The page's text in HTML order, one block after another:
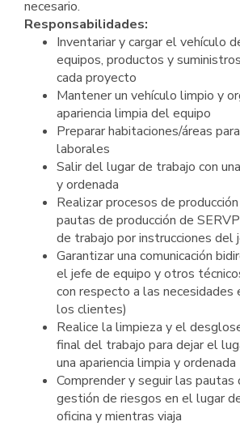
necesario.
Responsabilidades:
Inventariar y cargar el vehículo
equipos, productos y
cada proyecto
Mantener un vehículo limpio y
apariencia limpia del equipo
Preparar habitaciones/áreas
laborales
Salir del lugar de trabajo con
y ordenada
Realizar procesos de
pautas de producción de
de trabajo por instrucciones del
Garantizar una comunicación
el jefe de equipo y otros
con respecto a las necesidades
los clientes)
Realice la limpieza y el
final del trabajo para dejar el
una apariencia limpia y ordenada
Comprender y seguir las pautas
gestión de riesgos en el lugar
oficina y mientras viaja